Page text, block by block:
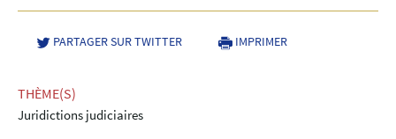
PARTAGER SUR TWITTER- NOUVELLE FENÊTRE
IMPRIMER
THÈME(S)
Juridictions judiciaires